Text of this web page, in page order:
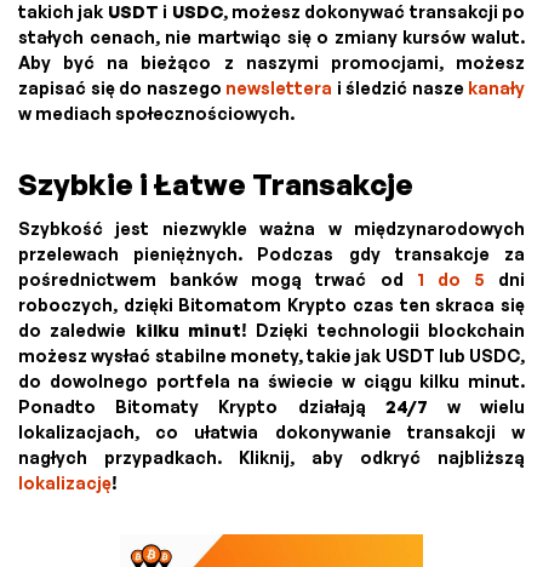
takich jak USDT i USDC, możesz dokonywać transakcji po
stałych cenach, nie martwiąc się o zmiany kursów walut.
Aby być na bieżąco z naszymi promocjami, możesz
zapisać się do naszego newslettera i śledzić nasze kanały
w mediach społecznościowych.
Szybkie i Łatwe Transakcje
Szybkość jest niezwykle ważna w międzynarodowych
przelewach pieniężnych. Podczas gdy transakcje za
pośrednictwem banków mogą trwać od 1 do 5 dni
roboczych, dzięki Bitomatom Krypto czas ten skraca się
do zaledwie kilku minut! Dzięki technologii blockchain
możesz wysłać stabilne monety, takie jak USDT lub USDC,
do dowolnego portfela na świecie w ciągu kilku minut.
Ponadto Bitomaty Krypto działają 24/7 w wielu
lokalizacjach, co ułatwia dokonywanie transakcji w
nagłych przypadkach. Kliknij, aby odkryć najbliższą
lokalizację!